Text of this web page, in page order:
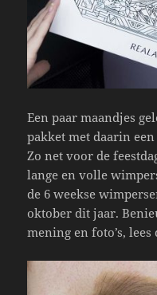
Een paar maandjes
pakket met daarin
Zo net voor de
lange en volle
de 6 weekse
oktober dit jaar.
mening en foto’s,